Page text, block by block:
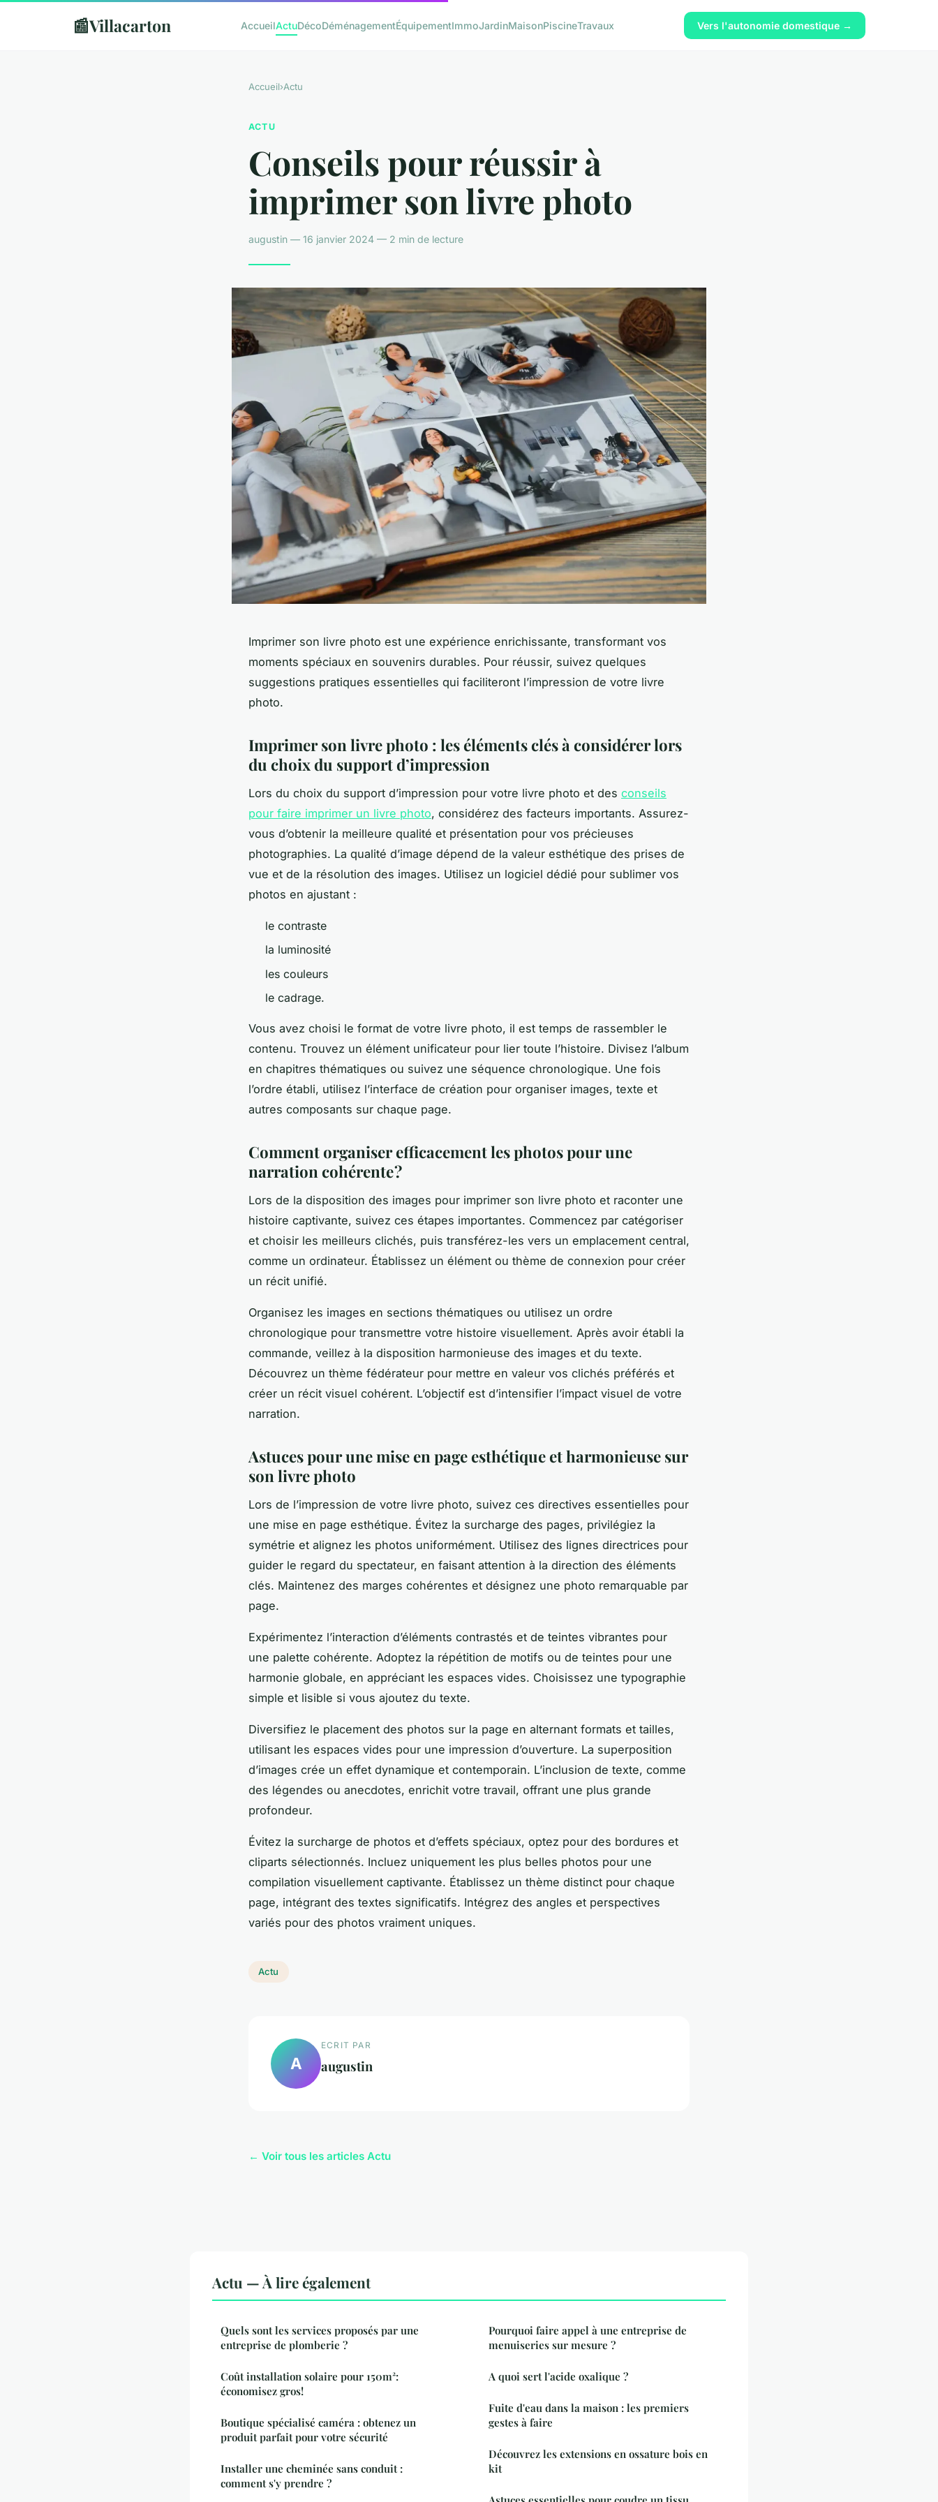
📰Villacarton AccueilActuDécoDéménagementÉquipementImmoJardinMaisonPiscineTravaux Vers l'autonomie domestique →
Accueil›Actu
ACTU
Conseils pour réussir à
imprimer son livre photo
augustin — 16 janvier 2024 — 2 min de lecture
Imprimer son livre photo est une expérience enrichissante, transformant vos
moments spéciaux en souvenirs durables. Pour réussir, suivez quelques
suggestions pratiques essentielles qui faciliteront l’impression de votre livre
photo.
Imprimer son livre photo : les éléments clés à considérer lors
du choix du support d’impression
Lors du choix du support d’impression pour votre livre photo et des conseils
pour faire imprimer un livre photo, considérez des facteurs importants. Assurez-
vous d’obtenir la meilleure qualité et présentation pour vos précieuses
photographies. La qualité d’image dépend de la valeur esthétique des prises de
vue et de la résolution des images. Utilisez un logiciel dédié pour sublimer vos
photos en ajustant :
le contraste
la luminosité
les couleurs
le cadrage.
Vous avez choisi le format de votre livre photo, il est temps de rassembler le
contenu. Trouvez un élément unificateur pour lier toute l’histoire. Divisez l’album
en chapitres thématiques ou suivez une séquence chronologique. Une fois
l’ordre établi, utilisez l’interface de création pour organiser images, texte et
autres composants sur chaque page.
Comment organiser efficacement les photos pour une
narration cohérente ?
Lors de la disposition des images pour imprimer son livre photo et raconter une
histoire captivante, suivez ces étapes importantes. Commencez par catégoriser
et choisir les meilleurs clichés, puis transférez-les vers un emplacement central,
comme un ordinateur. Établissez un élément ou thème de connexion pour créer
un récit unifié.
Organisez les images en sections thématiques ou utilisez un ordre
chronologique pour transmettre votre histoire visuellement. Après avoir établi la
commande, veillez à la disposition harmonieuse des images et du texte.
Découvrez un thème fédérateur pour mettre en valeur vos clichés préférés et
créer un récit visuel cohérent. L’objectif est d’intensifier l’impact visuel de votre
narration.
Astuces pour une mise en page esthétique et harmonieuse sur
son livre photo
Lors de l’impression de votre livre photo, suivez ces directives essentielles pour
une mise en page esthétique. Évitez la surcharge des pages, privilégiez la
symétrie et alignez les photos uniformément. Utilisez des lignes directrices pour
guider le regard du spectateur, en faisant attention à la direction des éléments
clés. Maintenez des marges cohérentes et désignez une photo remarquable par
page.
Expérimentez l’interaction d’éléments contrastés et de teintes vibrantes pour
une palette cohérente. Adoptez la répétition de motifs ou de teintes pour une
harmonie globale, en appréciant les espaces vides. Choisissez une typographie
simple et lisible si vous ajoutez du texte.
Diversifiez le placement des photos sur la page en alternant formats et tailles,
utilisant les espaces vides pour une impression d’ouverture. La superposition
d’images crée un effet dynamique et contemporain. L’inclusion de texte, comme
des légendes ou anecdotes, enrichit votre travail, offrant une plus grande
profondeur.
Évitez la surcharge de photos et d’effets spéciaux, optez pour des bordures et
cliparts sélectionnés. Incluez uniquement les plus belles photos pour une
compilation visuellement captivante. Établissez un thème distinct pour chaque
page, intégrant des textes significatifs. Intégrez des angles et perspectives
variés pour des photos vraiment uniques.
Actu
A
ECRIT PAR
augustin
← Voir tous les articles Actu
Actu — À lire également
Quels sont les services proposés par une
entreprise de plomberie ?
Coût installation solaire pour 150m²:
économisez gros!
Boutique spécialisé caméra : obtenez un
produit parfait pour votre sécurité
Installer une cheminée sans conduit :
comment s'y prendre ?
Pourquoi faire appel à une entreprise de
menuiseries sur mesure ?
A quoi sert l'acide oxalique ?
Fuite d'eau dans la maison : les premiers
gestes à faire
Découvrez les extensions en ossature bois en
kit